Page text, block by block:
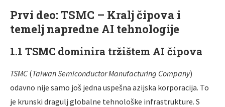
Prvi deo: TSMC – Kralj čipova i
temelj napredne AI tehnologije
1.1 TSMC dominira tržištem AI čipova
TSMC (Taiwan Semiconductor Manufacturing Company)
odavno nije samo još jedna uspešna azijska korporacija. To
je krunski dragulj globalne tehnološke infrastrukture. S